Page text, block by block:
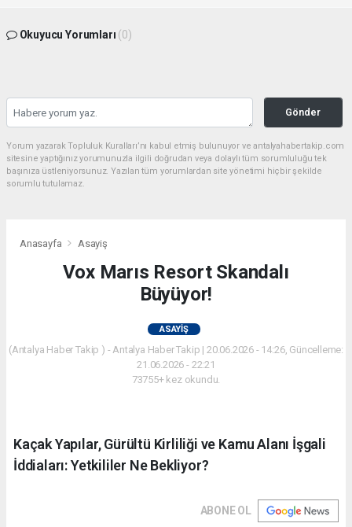
Okuyucu Yorumları (0)
Gönder
Yorum yazarak Topluluk Kuralları’nı kabul etmiş bulunuyor ve antalyahabertakip.com
sitesine yaptığınız yorumunuzla ilgili doğrudan veya dolaylı tüm sorumluluğu tek
başınıza üstleniyorsunuz. Yazılan tüm yorumlardan site yönetimi hiçbir şekilde
sorumlu tutulamaz.
Anasayfa Asayiş
Vox Marıs Resort Skandalı
Büyüyor!
ASAYIŞ
(Antalya Haber Takip ) - Antalya Haber Takip | 20.06.2026 - 14:26, Güncelleme:
21.06.2026 - 22:21
73755+ kez okundu.
Kaçak Yapılar, Gürültü Kirliliği ve Kamu Alanı İşgali
İddiaları: Yetkililer Ne Bekliyor?
ABONE OL